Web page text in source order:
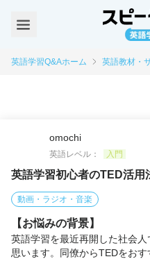
英語学習Q&Aホーム 英語教材・
omochi
英語レベル：
入門
英語学習初心者のTED活用
動画・ラジオ・音楽
【お悩みの背景】
英語学習を最近再開した社会
思います。同僚からTEDをお